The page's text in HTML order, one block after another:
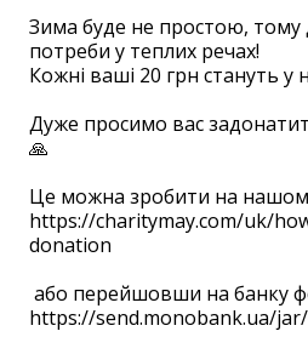
Зима буде не простою,
потреби у теплих речах!
Кожні ваші 20 грн стануть у
Дуже просимо вас
🙏
Це можна зробити на
https://charitymay.com/uk/
donation
або перейшовши на банку
https://send.monobank.ua/